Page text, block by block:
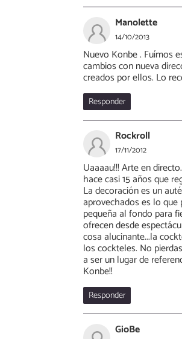
Manolette
14/10/2013
Nuevo Konbe . Fuímos
cambios con nueva
creados por ellos. Lo
Responder
Rockroll
17/11/2012
Uaaaau!!! Arte en
hace casi 15 años que
La decoración es un
aprovechados es lo
pequeña al fondo para
ofrecen desde
cosa alucinante...la
los cockteles. No
a ser un lugar de
Konbe!!
Responder
GioBe